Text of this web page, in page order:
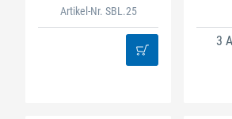
Artikel-Nr. SBL.25
3